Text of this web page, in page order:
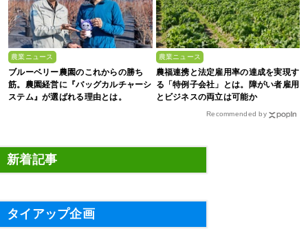
農業ニュース
ブルーベリー農園のこれからの勝ち
筋。農園経営に『バッグカルチャーシ
ステム』が選ばれる理由とは。
農業ニュース
農福連携と法定雇用率の達成を実現す
る「特例子会社」とは。障がい者雇用
とビジネスの両立は可能か
Recommended by
新着記事
タイアップ企画